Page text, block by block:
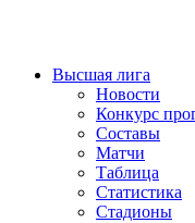
Высшая лига
Новости
Конкурс
Составы
Матчи
Таблица
Статистика
Стадионы